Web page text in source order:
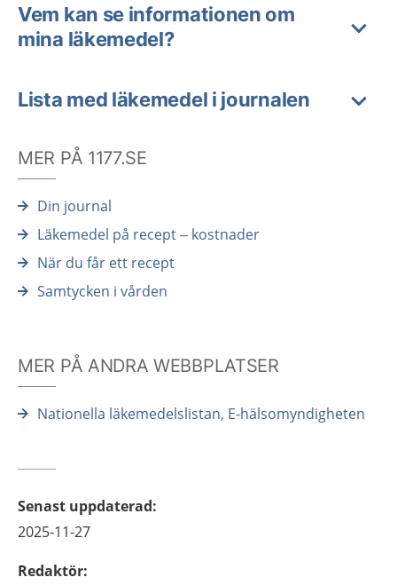
Vem kan se informationen om
mina läkemedel?
Lista med läkemedel i journalen
MER PÅ 1177.SE
Din journal
Läkemedel på recept – kostnader
När du får ett recept
Samtycken i vården
MER PÅ ANDRA WEBBPLATSER
Nationella läkemedelslistan, E-hälsomyndigheten
Senast uppdaterad:
2025-11-27
Redaktör: